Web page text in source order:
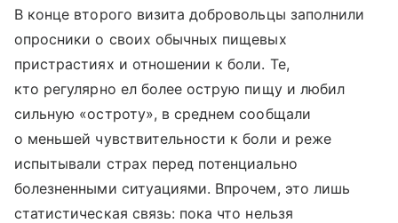
В конце второго визита добровольцы заполнили
опросники о своих обычных пищевых
пристрастиях и отношении к боли. Те,
кто регулярно ел более острую пищу и любил
сильную «остроту», в среднем сообщали
о меньшей чувствительности к боли и реже
испытывали страх перед потенциально
болезненными ситуациями. Впрочем, это лишь
статистическая связь: пока что нельзя